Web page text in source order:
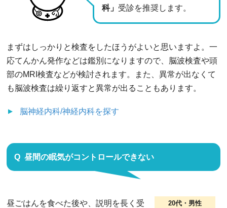
科」 受診を推奨します。
まずはしっかりと検査をしたほうがよいと思いますよ。一
応てんかん発作などは鑑別になりますので、脳波検査や頭
部のMRI検査などが検討されます。また、異常が出なくて
も脳波検査は繰り返すと異常が出ることもあります。
脳神経内科/神経内科を探す
昼間の眠気がコントロールできない
20代・男性
昼ごはんを食べた後や、説明を長く受